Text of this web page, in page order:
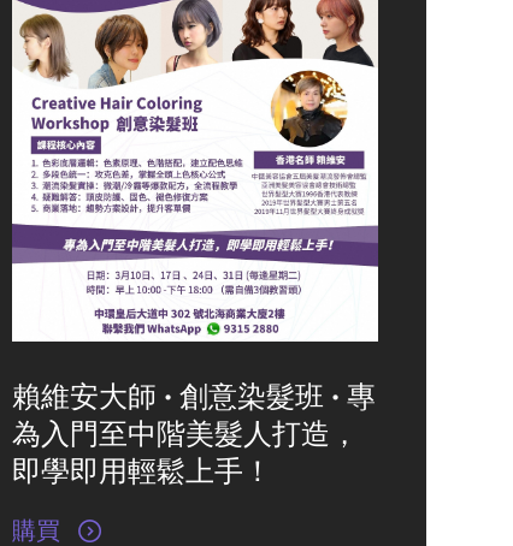
賴維安大師 · 創意染髮班 · 專
為入門至中階美髮人打造，
即學即用輕鬆上手！
購買